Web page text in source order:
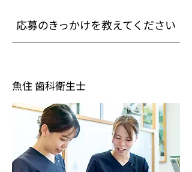
​応募のきっかけを教えてください
魚住 歯科衛生士